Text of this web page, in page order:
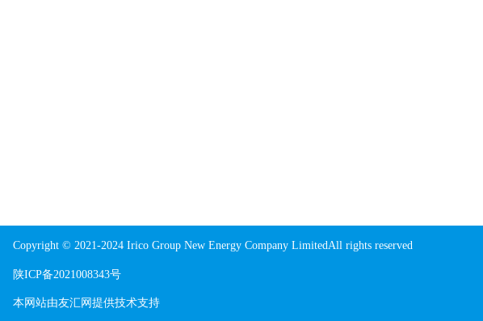
Copyright © 2021-2024 Irico Group New Energy Company LimitedAll rights reserved
陕ICP备2021008343号
本网站由友汇网提供技术支持